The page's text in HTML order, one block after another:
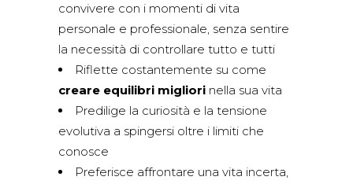
convivere con i momenti di vita
personale e professionale, senza sentire
la necessità di controllare tutto e tutti
Riflette costantemente su come
creare equilibri migliori nella sua vita
Predilige la curiosità e la tensione
evolutiva a spingersi oltre i limiti che
conosce
Preferisce affrontare una vita incerta,